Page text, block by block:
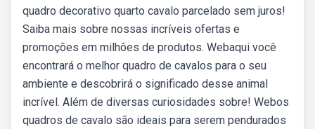
quadro decorativo quarto cavalo parcelado sem juros!
Saiba mais sobre nossas incríveis ofertas e
promoções em milhões de produtos. Webaqui você
encontrará o melhor quadro de cavalos para o seu
ambiente e descobrirá o significado desse animal
incrível. Além de diversas curiosidades sobre! Webos
quadros de cavalo são ideais para serem pendurados